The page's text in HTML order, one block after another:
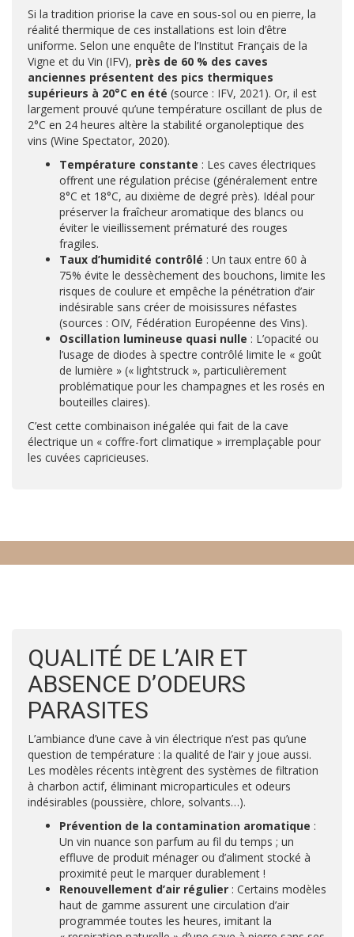
Si la tradition priorise la cave en sous-sol ou en pierre, la
réalité thermique de ces installations est loin d’être
uniforme. Selon une enquête de l’Institut Français de la
Vigne et du Vin (IFV), près de 60 % des caves
anciennes présentent des pics thermiques
supérieurs à 20°C en été (source : IFV, 2021). Or, il est
largement prouvé qu’une température oscillant de plus de
2°C en 24 heures altère la stabilité organoleptique des
vins (Wine Spectator, 2020).
Température constante : Les caves électriques
offrent une régulation précise (généralement entre
8°C et 18°C, au dixième de degré près). Idéal pour
préserver la fraîcheur aromatique des blancs ou
éviter le vieillissement prématuré des rouges
fragiles.
Taux d’humidité contrôlé : Un taux entre 60 à
75% évite le dessèchement des bouchons, limite les
risques de coulure et empêche la pénétration d’air
indésirable sans créer de moisissures néfastes
(sources : OIV, Fédération Européenne des Vins).
Oscillation lumineuse quasi nulle : L’opacité ou
l’usage de diodes à spectre contrôlé limite le « goût
de lumière » (« lightstruck », particulièrement
problématique pour les champagnes et les rosés en
bouteilles claires).
C’est cette combinaison inégalée qui fait de la cave
électrique un « coffre-fort climatique » irremplaçable pour
les cuvées capricieuses.
QUALITÉ DE L’AIR ET
ABSENCE D’ODEURS
PARASITES
L’ambiance d’une cave à vin électrique n’est pas qu’une
question de température : la qualité de l’air y joue aussi.
Les modèles récents intègrent des systèmes de filtration
à charbon actif, éliminant microparticules et odeurs
indésirables (poussière, chlore, solvants…).
Prévention de la contamination aromatique :
Un vin nuance son parfum au fil du temps ; un
effluve de produit ménager ou d’aliment stocké à
proximité peut le marquer durablement !
Renouvellement d’air régulier : Certains modèles
haut de gamme assurent une circulation d’air
programmée toutes les heures, imitant la